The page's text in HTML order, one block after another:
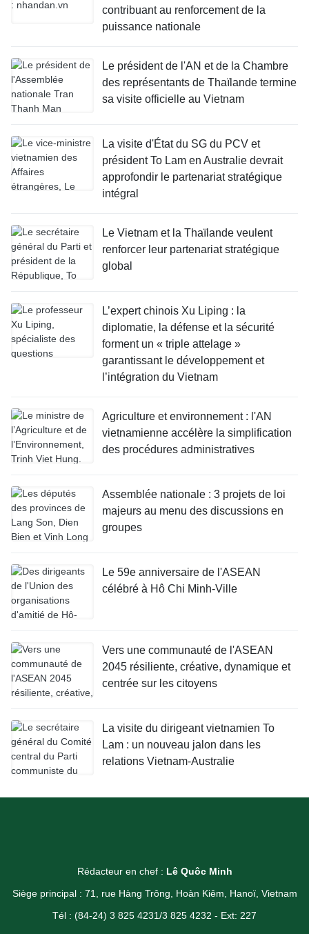
contribuant au renforcement de la
puissance nationale
Le président de l'AN et de la Chambre
des représentants de Thaïlande termine
sa visite officielle au Vietnam
La visite d'État du SG du PCV et
président To Lam en Australie devrait
approfondir le partenariat stratégique
intégral
Le Vietnam et la Thaïlande veulent
renforcer leur partenariat stratégique
global
L’expert chinois Xu Liping : la
diplomatie, la défense et la sécurité
forment un « triple attelage »
garantissant le développement et
l’intégration du Vietnam
Agriculture et environnement : l'AN
vietnamienne accélère la simplification
des procédures administratives
Assemblée nationale : 3 projets de loi
majeurs au menu des discussions en
groupes
Le 59e anniversaire de l'ASEAN
célébré à Hô Chi Minh-Ville
Vers une communauté de l'ASEAN
2045 résiliente, créative, dynamique et
centrée sur les citoyens
La visite du dirigeant vietnamien To
Lam : un nouveau jalon dans les
relations Vietnam-Australie
Rédacteur en chef : Lê Quôc Minh
Siège principal : 71, rue Hàng Trông, Hoàn Kiêm, Hanoï, Vietnam
Tél : (84-24) 3 825 4231/3 825 4232 - Ext: 227